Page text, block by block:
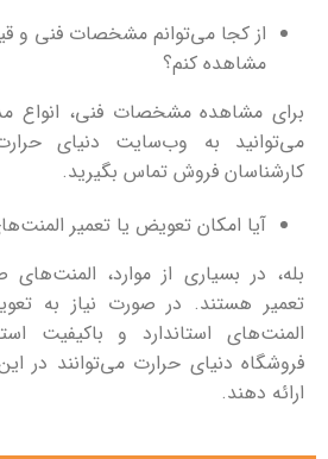
از کجا می‌توانم مشخصات فنی و
مشاهده کنم؟
برای مشاهده مشخصات فنی، انواع
می‌توانید به وب‌سایت دنیای
کارشناسان فروش تماس بگیرید.
آیا امکان تعویض یا تعمیر
بله، در بسیاری از موارد،
تعمیر هستند. در صورت نیاز به
المنت‌های استاندارد و باکیفیت
فروشگاه دنیای حرارت می‌توانند در این
ارائه دهند.